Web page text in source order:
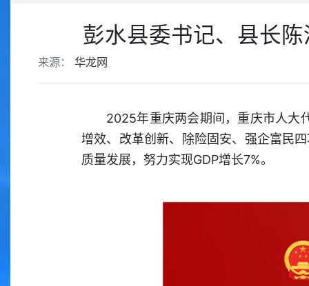
彭水县委书记、县长
来源： 华龙网
2025年重庆两会期间，重庆市人大
增效、改革创新、除险固安、强企富民
质量发展，努力实现GDP增长7%。